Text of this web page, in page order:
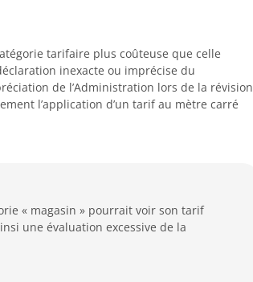
tarifaire plus coûteuse que celle
inexacte ou imprécise du
de l’Administration lors de la révision
l’application d’un tarif au mètre carré
« magasin » pourrait voir son tarif
une évaluation excessive de la